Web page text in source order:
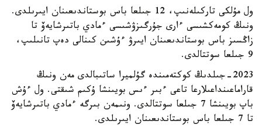
ول مۇلكى تاركىلەنىپ، 12 جىلعا باس بوستاندىعىنان ايىرىلدى.
ونىڭ كومەكشىسى ءارى جۇرگىزۋشىسى ءمادي باتىرشايەۆ تا
زاڭسىز باس بوستاندىعىنان ايىرۋ ءۇشىن كىنالى دەپ تانىلىپ،
9 جىلعا سوتتالدى.
2023-جىلدىڭ كوكتەمىندە گۇلميرا ساتىبالدى مەن ونىڭ
قاراماعىنداعىلارعا تاعى ءبىر ءىس بويىنشا ۇكىم شىقتى. ول ءۇش
باپ بويىنشا 7 جىلعا سوتتالدى. ونىمەن بىرگە ءمادي باتىرشايەۆ
تا 7 جىلعا باس بوستاندىعىنان ايىرىلدى.